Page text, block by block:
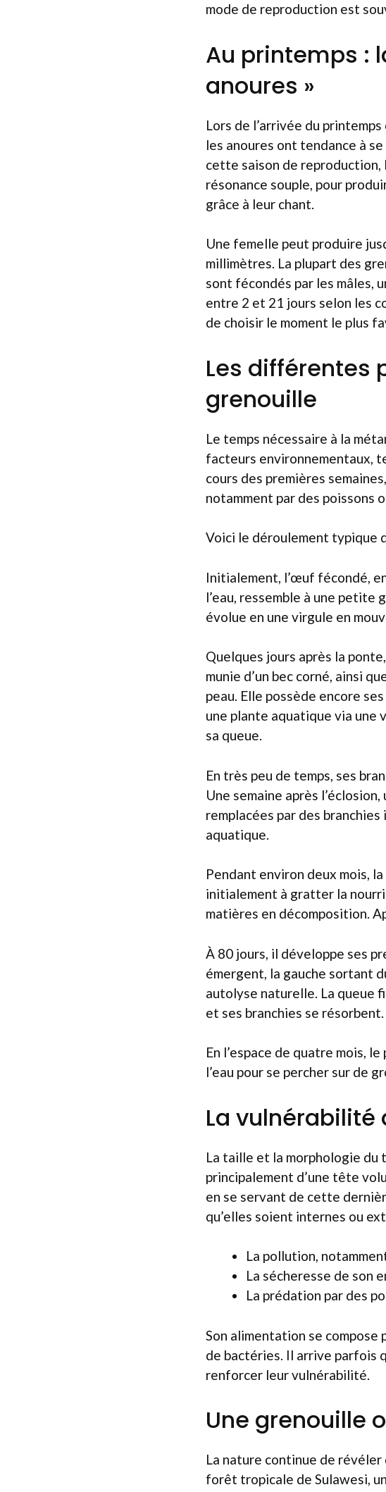
mode de reproduction est
Au printemps :
anoures »
Lors de l’arrivée du
les anoures ont tendance à
cette saison de reproduction,
résonance souple, pour
grâce à leur chant.
Une femelle peut produire
millimètres. La plupart des
sont fécondés par les mâles,
entre 2 et 21 jours selon les
de choisir le moment le plus
Les différentes
grenouille
Le temps nécessaire à la
facteurs environnementaux,
cours des premières
notamment par des poissons
Voici le déroulement typique
Initialement, l’œuf fécondé,
l’eau, ressemble à une petite
évolue en une virgule en
Quelques jours après la
munie d’un bec corné, ainsi
peau. Elle possède encore
une plante aquatique via une
sa queue.
En très peu de temps, ses
Une semaine après
remplacées par des
aquatique.
Pendant environ deux mois,
initialement à gratter la
matières en décomposition.
À 80 jours, il développe ses
émergent, la gauche sortant
autolyse naturelle. La queue
et ses branchies se résorbent.
En l’espace de quatre mois,
l’eau pour se percher sur de
La vulnérabilité
La taille et la morphologie
principalement d’une tête
en se servant de cette
qu’elles soient internes ou
La pollution,
La sécheresse de son
La prédation par des
Son alimentation se compose
de bactéries. Il arrive parfois
renforcer leur vulnérabilité.
Une grenouille
La nature continue de révéler
forêt tropicale de Sulawesi,